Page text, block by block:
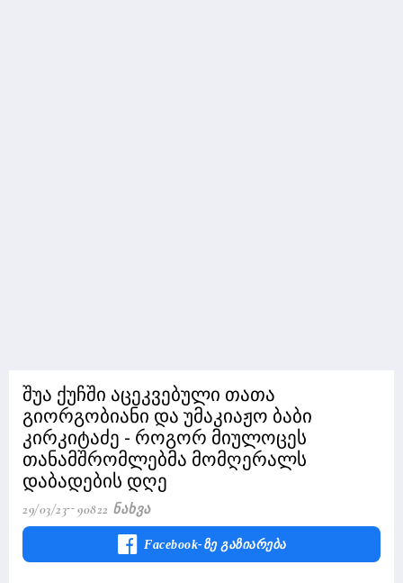
შუა ქუჩში აცეკვებული თათა
გიორგობიანი და უმაკიაჟო ბაბი
კირკიტაძე - როგორ მიულოცეს
თანამშრომლებმა მომღერალს
დაბადების დღე
29/03/23 90822 Ნახვა
Facebook-Ზე Გაზიარება